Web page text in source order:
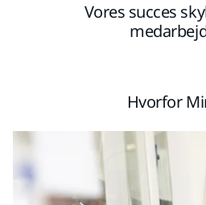
Vores succes
Hvorfor